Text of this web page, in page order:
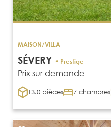
MAISON/VILLA
SÉVERY • Prestige
Prix sur demande
13.0 pièces 7 chambres